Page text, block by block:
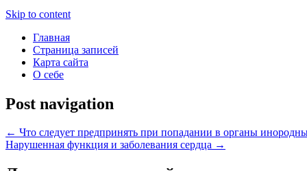
Skip to content
Главная
Страница записей
Карта сайта
О себе
Post navigation
← Что следует предпринять при попадании в органы
Нарушенная функция и заболевания сердца →